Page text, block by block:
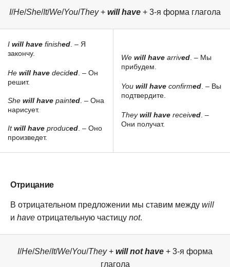
I/He/She/It/We/You/They+ will have + 3-я форма глагола
I will have finished . – Я
закончу.
He will have decided . – Он
решит.
She will have painted . – Она
нарисует.
Itwill have produced . – Оно
произведет.
We will have arrived . – Мы
прибудем.
You will have confirmed . – Вы
подтвердите.
Theywill have received . –
Они получат.
Отрицание
В отрицательном предложении мы ставим между will
и have отрицательную частицу not.
I/He/She/It/We/You/They+ will not have + 3-я форма
глагола